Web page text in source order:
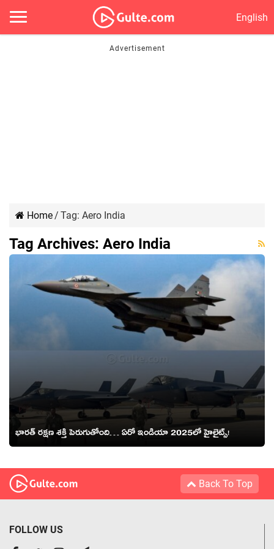
English
Home/ Tag: Aero India
Tag Archives: Aero India
భారత్ రక్షణ శక్తి పెరుగుతోంది… ఏరో ఇండియా 2025లో హైలైట్స్!
Back To Top
FOLLOW US